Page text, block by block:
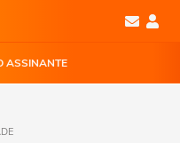
ASSINANTE